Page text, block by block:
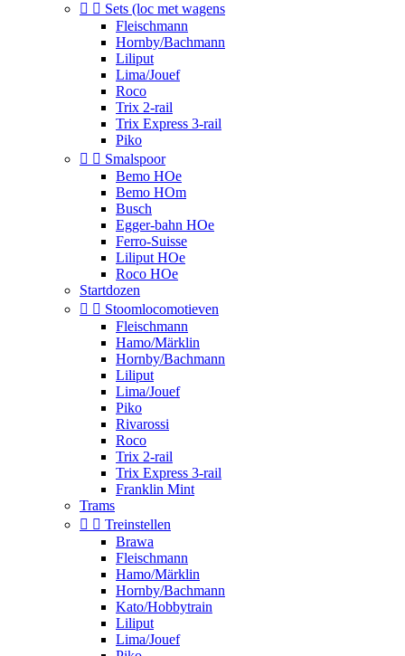
  Sets (loc met wagens
Fleischmann
Hornby/Bachmann
Liliput
Lima/Jouef
Roco
Trix 2-rail
Trix Express 3-rail
Piko
  Smalspoor
Bemo HOe
Bemo HOm
Busch
Egger-bahn HOe
Ferro-Suisse
Liliput HOe
Roco HOe
Startdozen
  Stoomlocomotieven
Fleischmann
Hamo/Märklin
Hornby/Bachmann
Liliput
Lima/Jouef
Piko
Rivarossi
Roco
Trix 2-rail
Trix Express 3-rail
Franklin Mint
Trams
  Treinstellen
Brawa
Fleischmann
Hamo/Märklin
Hornby/Bachmann
Kato/Hobbytrain
Liliput
Lima/Jouef